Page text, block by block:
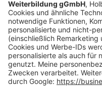
Vertrag widerrufen
Zahlungsarten